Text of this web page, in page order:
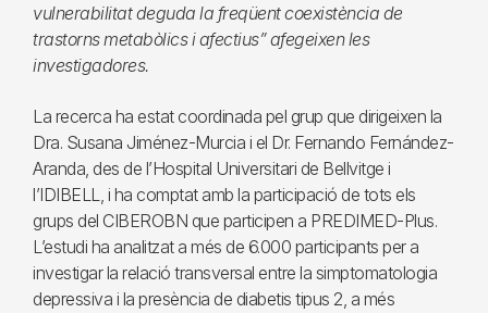
vulnerabilitat deguda la freqüent coexistència de
trastorns metabòlics i afectius” afegeixen les
investigadores.
La recerca ha estat coordinada pel grup que dirigeixen la
Dra. Susana Jiménez-Murcia i el Dr. Fernando Fernández-
Aranda, des de l’Hospital Universitari de Bellvitge i
l’IDIBELL, i ha comptat amb la participació de tots els
grups del CIBEROBN que participen a PREDIMED-Plus.
L’estudi ha analitzat a més de 6.000 participants per a
investigar la relació transversal entre la simptomatologia
depressiva i la presència de diabetis tipus 2, a més